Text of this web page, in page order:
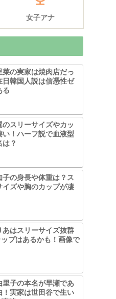
女子アナ
菜の実家は焼肉店だっ
日韓国人説は信憑性ゼ
る
のスリーサイズやカッ
い！ハーフ説で血液型
は？
子の身長や体重は？ス
イズや胸のカップが凄
あはスリーサイズ抜群
プはあるかも！画像で
里子の本名が早瀬であ
！実家は世田谷で生い